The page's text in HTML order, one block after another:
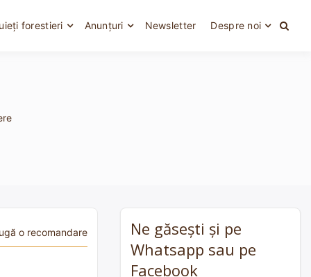
forestieri Anunțuri Newsletter Despre noi
o recomandare
Ne găsești și pe
Whatsapp sau pe
Facebook